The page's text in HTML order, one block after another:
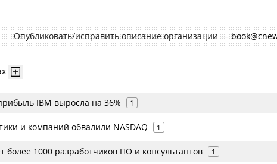
Опубликовать/исправить описание организации —
IBM выросла на 36% 1
и компаний обвалили NASDAQ 1
более 1000 разработчиков ПО и консультантов 1